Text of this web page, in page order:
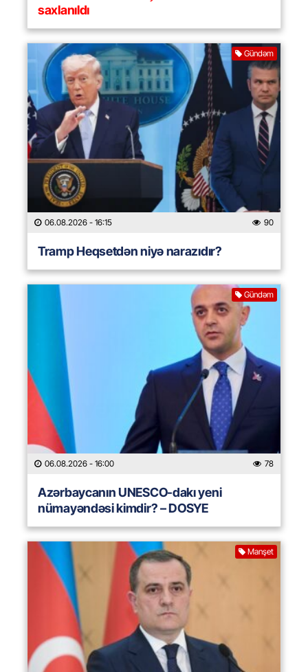
saxlanıldı
Gündəm
06.08.2026 - 16:15 90
Tramp Heqsetdən niyə narazıdır?
Gündəm
06.08.2026 - 16:00 78
Azərbaycanın UNESCO-dakı yeni
nümayəndəsi kimdir? – DOSYE
Manşet